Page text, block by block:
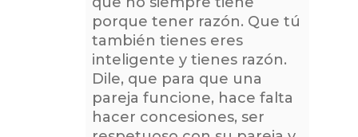
porque tener razón. Que tú
también tienes eres
inteligente y tienes razón.
Dile, que para que una
pareja funcione, hace falta
hacer concesiones, ser